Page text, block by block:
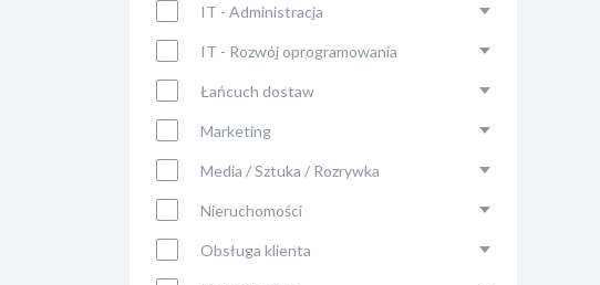
IT - Administracja
IT - Rozwój oprogramowania
Łańcuch dostaw
Marketing
Media / Sztuka / Rozrywka
Nieruchomości
Obsługa klienta